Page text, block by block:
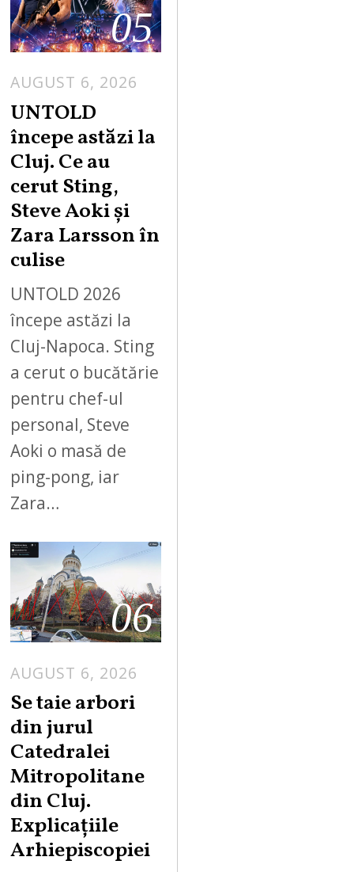
05
AUGUST 6, 2026
UNTOLD
începe astăzi la
Cluj. Ce au
cerut Sting,
Steve Aoki și
Zara Larsson în
culise
UNTOLD 2026
începe astăzi la
Cluj-Napoca. Sting
a cerut o bucătărie
pentru chef-ul
personal, Steve
Aoki o masă de
ping-pong, iar
Zara…
06
AUGUST 6, 2026
Se taie arbori
din jurul
Catedralei
Mitropolitane
din Cluj.
Explicațiile
Arhiepiscopiei